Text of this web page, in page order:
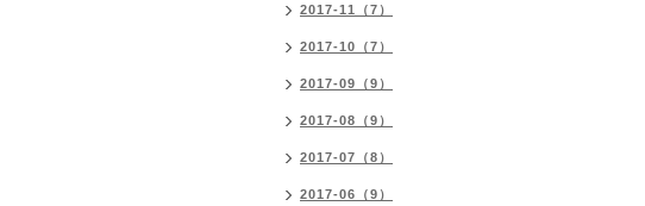
2017-11（7）
2017-10（7）
2017-09（9）
2017-08（9）
2017-07（8）
2017-06（9）